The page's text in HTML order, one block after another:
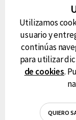
FM Tu
RG Deportiva
Classic FM
Utilizamos
usuario y
continúas
para utilizar
de cookies.
QUIERO